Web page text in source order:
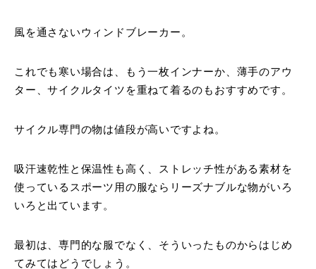
風を通さないウィンドブレーカー。
これでも寒い場合は、もう一枚インナーか、薄手のアウ
ター、サイクルタイツを重ねて着るのもおすすめです。
サイクル専門の物は値段が高いですよね。
吸汗速乾性と保温性も高く、ストレッチ性がある素材を
使っているスポーツ用の服ならリーズナブルな物がいろ
いろと出ています。
最初は、専門的な服でなく、そういったものからはじめ
てみてはどうでしょう。